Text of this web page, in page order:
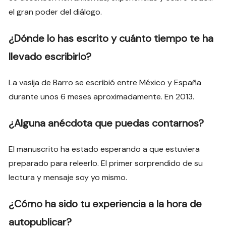
el gran poder del diálogo.
¿Dónde lo has escrito y cuánto tiempo te ha
llevado escribirlo?
La vasija de Barro se escribió entre México y España
durante unos 6 meses aproximadamente. En 2013.
¿Alguna anécdota que puedas contarnos?
El manuscrito ha estado esperando a que estuviera
preparado para releerlo. El primer sorprendido de su
lectura y mensaje soy yo mismo.
¿Cómo ha sido tu experiencia a la hora de
autopublicar?